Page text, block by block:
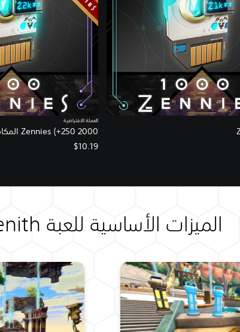
2000 Zennies (+250 المكافأة)
العملة الافتراضية
$10.19
الميزات الأساسية للعبة Zenith